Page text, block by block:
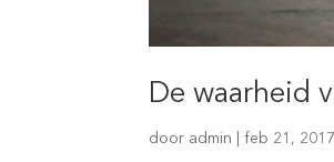
De waarheid
door admin |feb 21, 2017